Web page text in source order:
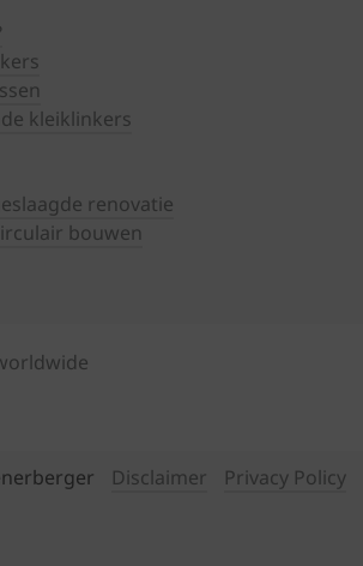
kleiklinkers
renovatie
bouwen
Disclaimer Privacy Policy